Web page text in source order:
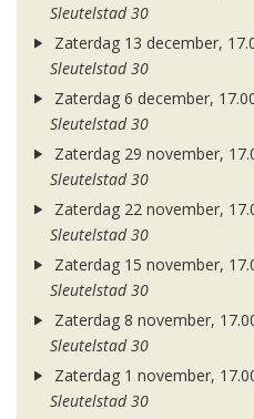
Sleutelstad 30
Zaterdag 13 december,
Sleutelstad 30
Zaterdag 6 december,
Sleutelstad 30
Zaterdag 29 november,
Sleutelstad 30
Zaterdag 22 november,
Sleutelstad 30
Zaterdag 15 november,
Sleutelstad 30
Zaterdag 8 november,
Sleutelstad 30
Zaterdag 1 november,
Sleutelstad 30